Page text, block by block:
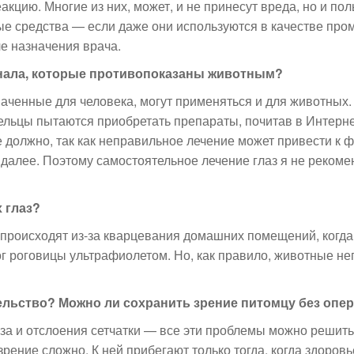
Многие из них, может, и не принесут вреда, но и
средства — если даже они используются в качестве
назначения врача.
которые противопоказаны животным?
для человека, могут применяться и для
пытаются приобретать препараты, почитав в
так как неправильное лечение может привести к
Поэтому самостоятельное лечение глаз я не
из-за кварцевания домашних помещений,
роговицы ультрафиолетом. Но, как правило, животные
Можно ли сохранить зрение питомцу без
и отслоения сетчатки — все эти проблемы можно
сложно. К ней прибегают только тогда, когда